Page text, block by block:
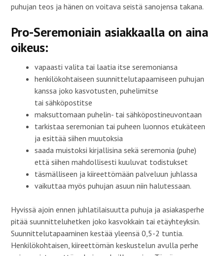
puhujan teos ja hänen on voitava seistä sanojensa takana.
Pro-Seremoniain asiakkaalla on aina
oikeus:
vapaasti valita tai laatia itse seremoniansa
henkilökohtaiseen suunnittelutapaamiseen puhujan
kanssa joko kasvotusten, puhelimitse
tai sähköpostitse
maksuttomaan puhelin- tai sähköpostineuvontaan
tarkistaa seremonian tai puheen luonnos etukäteen
ja esittää siihen muutoksia
saada muistoksi kirjallisina sekä seremonia (puhe)
että siihen mahdollisesti kuuluvat todistukset
täsmälliseen ja kiireettömään palveluun juhlassa
vaikuttaa myös puhujan asuun niin halutessaan.
Hyvissä ajoin ennen juhlatilaisuutta puhuja ja asiakasperhe
pitää suunnitteluhetken joko kasvokkain tai etäyhteyksin.
Suunnittelutapaaminen kestää yleensä 0,5-2 tuntia.
Henkilökohtaisen, kiireettömän keskustelun avulla perhe